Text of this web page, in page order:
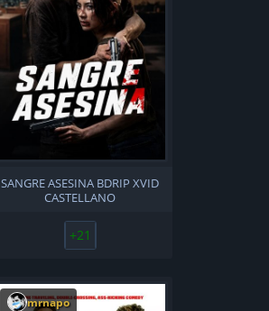
SANGRE ASESINA BDRIP XVID
CASTELLANO
+21
mrnapo